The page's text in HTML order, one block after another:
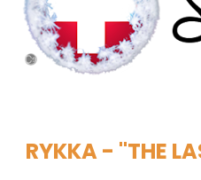
RYKKA - "THE